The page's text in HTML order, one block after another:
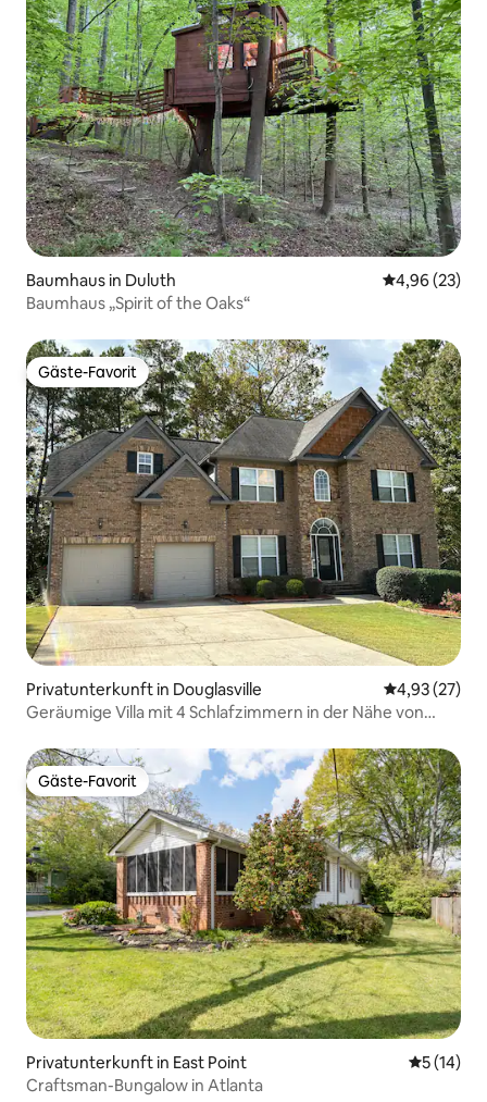
Baumhaus in Duluth
4,96 (23)
Baumhaus „Spirit of the Oaks“
Gäste-Favorit
Gäste-Favorit
Privatunterkunft in Douglasville
4,93 (27)
Geräumige Villa mit 4 Schlafzimmern in der Nähe von
Gäste-Favorit
Gäste-Favorit
Privatunterkunft in East Point
5 (14)
Craftsman-Bungalow in Atlanta